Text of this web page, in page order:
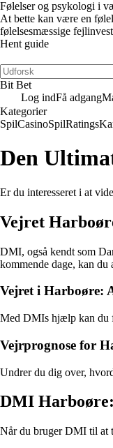
Følelser og psykologi i
At bette kan være en
følelsesmæssige
Hent guide
Bit Bet
Log indFå adgang
Kategorier
SpilCasinoSpilRatings
Den
Er du interesseret i at
Vejret
DMI, også kendt som
kommende dage, kan
Vejret i Harboøre:
Med DMIs hjælp kan du
Vejrprognose for
Undrer du dig over,
DMI
Når du bruger DMI til at